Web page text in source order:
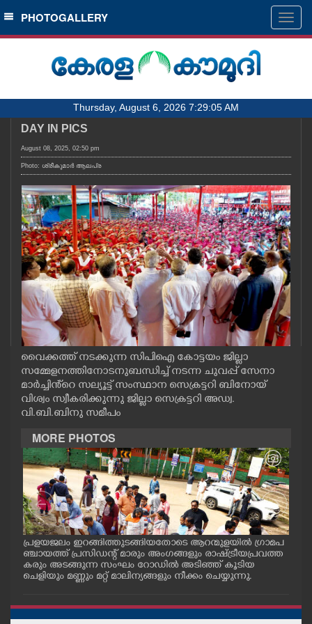
SECTIONS
HOME
NOTIFIED NEWS
KERALA
LOCAL
OBITUARY
NEWS 360
CASE DIARY
OPINION
PHOTOS
LIFESTYLE
SPIRITUAL
INFO+
ART
PHOTOGALLERY
Thursday, August 6, 2026 7:29:05 AM
DAY IN PICS
August 08, 2025, 02:50 pm
Photo: ശ്രീകുമാർ ആലപ്ര
വൈക്കത്ത് നടക്കുന്ന സിപിഐ കോട്ടയം ജില്ലാ
സമ്മേളനത്തിനോടനുബന്ധിച്ച് നടന്ന ചുവപ്പ് സേനാ
മാർച്ചിൻ്റെ സല്യൂട്ട് സംസ്ഥാന സെക്രട്ടറി ബിനോയ്
വിശ്വം സ്വീകരിക്കുന്നു ജില്ലാ സെക്രട്ടറി അഡ്വ.
വി.ബി.ബിനു സമീപം
MORE PHOTOS
പ്രളയജലം ഇറങ്ങിത്തുടങ്ങിയതോടെ ആറന്മുളയിൽ ഗ്രാമപ
ഞ്ചായത്ത് പ്രസിഡന്റ് മാരും അംഗങ്ങളും രാഷ്ട്രീയപ്രവത്ത
കരും അടങ്ങുന്ന സംഘം റോഡിൽ അടിഞ്ഞ് കൂടിയ
ചെളിയും മണ്ണും മറ്റ് മാലിന്യങ്ങളും നീക്കം ചെയ്യുന്നു.